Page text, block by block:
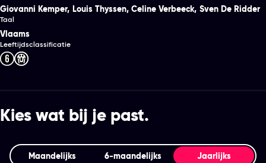
Giovanni Kemper, Louis Thyssen, Celine Verbeeck, Sven De Ridder
Taal
Vlaams
Leeftijdsclassificatie
Kies wat bij je past.
Maandelijks 6‑maandelijks Jaarlijks